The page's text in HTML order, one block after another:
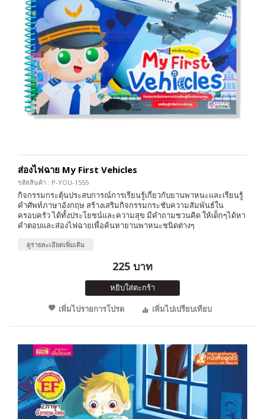
ส่องไฟฉาย My First Vehicles
รหัสสินค้า : P-YOU-1555
กิจกรรมกระตุ้นประสบการณ์การเรียนรู้เกี่ยวกับยานพาหนะและเรียนรู้
คำศัพท์ภาษาอังกฤษ สร้างเสริมกิจกรรมกระชับความสัมพันธ์ใน
ครอบครัว ได้ทั้งประโยชน์และความสุข มีคำถามชวนคิด ให้เด็กๆได้หา
คำตอบและส่องไฟฉายเพื่อค้นหายานพาหนะชนิดต่างๆ
ดูรายละเอียดเพิ่มเติม
225 บาท
หยิบใส่ตะกร้า
เพิ่มไปรายการโปรด
เพิ่มไปเปรียบเทียบ